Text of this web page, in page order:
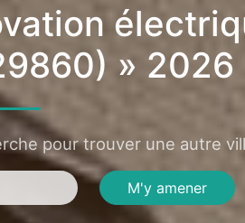
» 2026
pour trouver une autre
M'y amener